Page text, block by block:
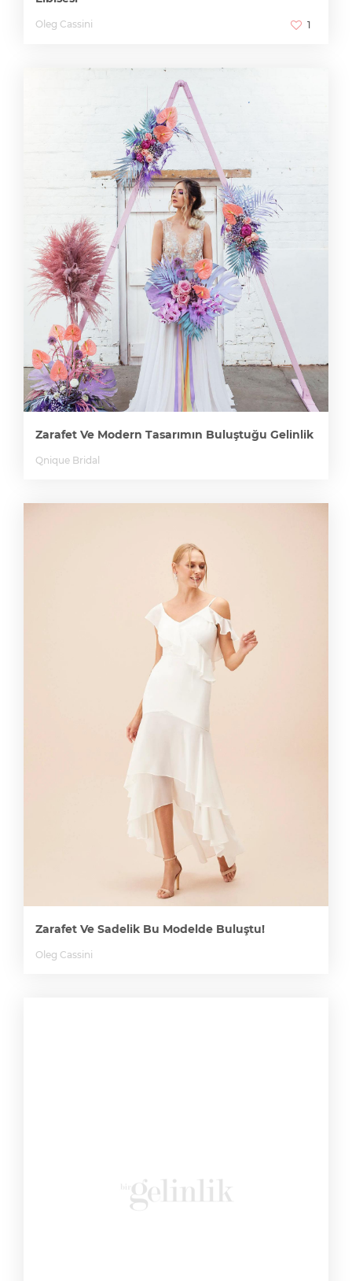
Oleg Cassini 1
Zarafet Ve Modern Tasarımın Buluştuğu Gelinlik
Qnique Bridal
Zarafet Ve Sadelik Bu Modelde Buluştu!
Oleg Cassini